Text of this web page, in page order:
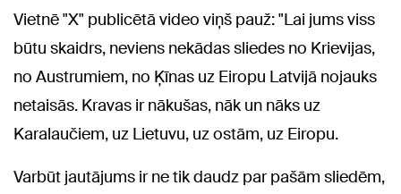
Vietnē "X" publicētā video viņš pauž: "Lai jums viss
būtu skaidrs, neviens nekādas sliedes no Krievijas,
no Austrumiem, no Ķīnas uz Eiropu Latvijā nojauks
netaisās. Kravas ir nākušas, nāk un nāks uz
Karalaučiem, uz Lietuvu, uz ostām, uz Eiropu.
Varbūt jautājums ir ne tik daudz par pašām sliedēm,